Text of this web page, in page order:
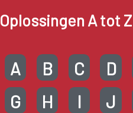
Oplossingen A tot Z
A B C D
G
H I J